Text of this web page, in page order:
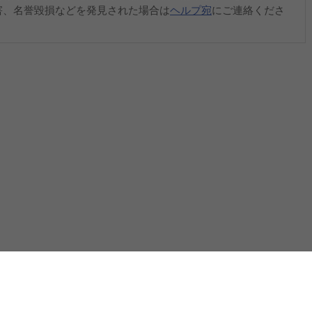
名誉毀損などを発見された場合はヘルプ宛にご連絡くださ